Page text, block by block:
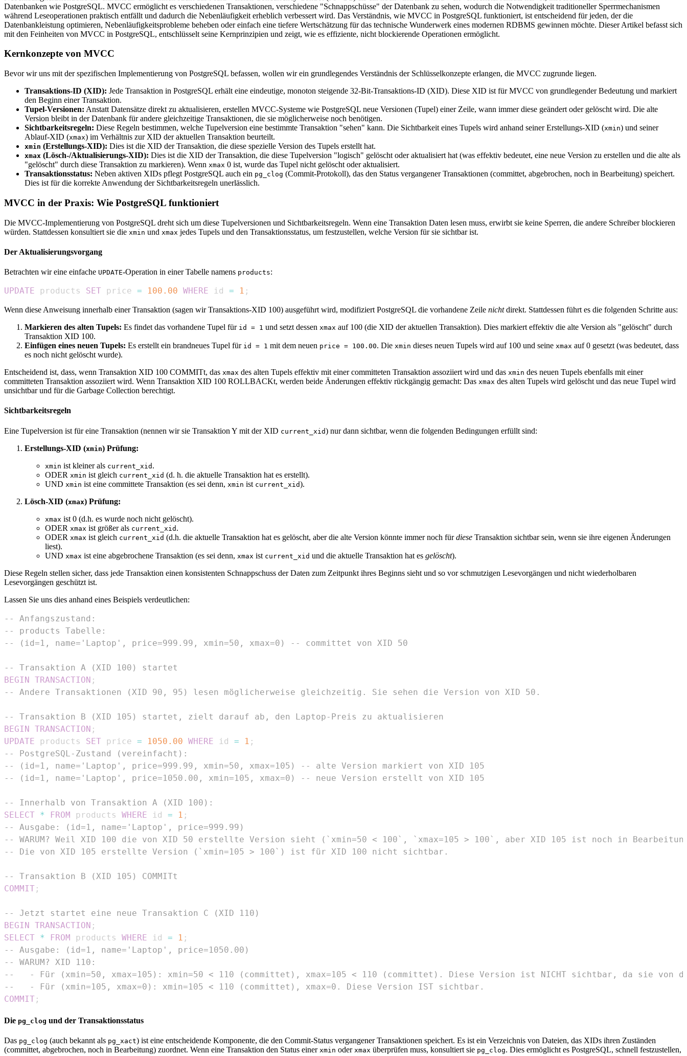
Datenbanken wie PostgreSQL. MVCC ermöglicht es verschiedenen Transaktionen, verschiedene "Schnappschüsse" der Datenbank zu sehen, wodurch die Notwendigkeit traditioneller Sperrmechanismen
während Leseoperationen praktisch entfällt und dadurch die Nebenläufigkeit erheblich verbessert wird. Das Verständnis, wie MVCC in PostgreSQL funktioniert, ist entscheidend für jeden, der die
Datenbankleistung optimieren, Nebenläufigkeitsprobleme beheben oder einfach eine tiefere Wertschätzung für das technische Wunderwerk eines modernen RDBMS gewinnen möchte. Dieser Artikel befasst sich
mit den Feinheiten von MVCC in PostgreSQL, entschlüsselt seine Kernprinzipien und zeigt, wie es effiziente, nicht blockierende Operationen ermöglicht.
Kernkonzepte von MVCC
Bevor wir uns mit der spezifischen Implementierung von PostgreSQL befassen, wollen wir ein grundlegendes Verständnis der Schlüsselkonzepte erlangen, die MVCC zugrunde liegen.
Transaktions-ID (XID): Jede Transaktion in PostgreSQL erhält eine eindeutige, monoton steigende 32-Bit-Transaktions-ID (XID). Diese XID ist für MVCC von grundlegender Bedeutung und markiert
den Beginn einer Transaktion.
Tupel-Versionen: Anstatt Datensätze direkt zu aktualisieren, erstellen MVCC-Systeme wie PostgreSQL neue Versionen (Tupel) einer Zeile, wann immer diese geändert oder gelöscht wird. Die alte
Version bleibt in der Datenbank für andere gleichzeitige Transaktionen, die sie möglicherweise noch benötigen.
Sichtbarkeitsregeln: Diese Regeln bestimmen, welche Tupelversion eine bestimmte Transaktion "sehen" kann. Die Sichtbarkeit eines Tupels wird anhand seiner Erstellungs-XID (xmin) und seiner
Ablauf-XID (xmax) im Verhältnis zur XID der aktuellen Transaktion beurteilt.
xmin (Erstellungs-XID): Dies ist die XID der Transaktion, die diese spezielle Version des Tupels erstellt hat.
xmax (Lösch-/Aktualisierungs-XID): Dies ist die XID der Transaktion, die diese Tupelversion "logisch" gelöscht oder aktualisiert hat (was effektiv bedeutet, eine neue Version zu erstellen und die alte als
"gelöscht" durch diese Transaktion zu markieren). Wenn xmax 0 ist, wurde das Tupel nicht gelöscht oder aktualisiert.
Transaktionsstatus: Neben aktiven XIDs pflegt PostgreSQL auch ein pg_clog (Commit-Protokoll), das den Status vergangener Transaktionen (committet, abgebrochen, noch in Bearbeitung) speichert.
Dies ist für die korrekte Anwendung der Sichtbarkeitsregeln unerlässlich.
MVCC in der Praxis: Wie PostgreSQL funktioniert
Die MVCC-Implementierung von PostgreSQL dreht sich um diese Tupelversionen und Sichtbarkeitsregeln. Wenn eine Transaktion Daten lesen muss, erwirbt sie keine Sperren, die andere Schreiber blockieren
würden. Stattdessen konsultiert sie die xmin und xmax jedes Tupels und den Transaktionsstatus, um festzustellen, welche Version für sie sichtbar ist.
Der Aktualisierungsvorgang
Betrachten wir eine einfache UPDATE-Operation in einer Tabelle namens products:
UPDATE products SET price = 100.00 WHERE id = 1 ;
Wenn diese Anweisung innerhalb einer Transaktion (sagen wir Transaktions-XID 100) ausgeführt wird, modifiziert PostgreSQL die vorhandene Zeile nichtdirekt. Stattdessen führt es die folgenden Schritte aus:
Markieren des alten Tupels: Es findet das vorhandene Tupel für id = 1 und setzt dessen xmax auf 100 (die XID der aktuellen Transaktion). Dies markiert effektiv die alte Version als "gelöscht" durch
Transaktion XID 100.
Einfügen eines neuen Tupels: Es erstellt ein brandneues Tupel für id = 1 mit dem neuen price = 100.00. Die xmin dieses neuen Tupels wird auf 100 und seine xmax auf 0 gesetzt (was bedeutet, dass
es noch nicht gelöscht wurde).
Entscheidend ist, dass, wenn Transaktion XID 100 COMMITt, das xmax des alten Tupels effektiv mit einer committeten Transaktion assoziiert wird und das xmin des neuen Tupels ebenfalls mit einer
committeten Transaktion assoziiert wird. Wenn Transaktion XID 100 ROLLBACKt, werden beide Änderungen effektiv rückgängig gemacht: Das xmax des alten Tupels wird gelöscht und das neue Tupel wird
unsichtbar und für die Garbage Collection berechtigt.
Sichtbarkeitsregeln
Eine Tupelversion ist für eine Transaktion (nennen wir sie Transaktion Y mit der XID current_xid) nur dann sichtbar, wenn die folgenden Bedingungen erfüllt sind:
Erstellungs-XID (xmin) Prüfung:
xmin ist kleiner als current_xid .
ODER xmin ist gleich current_xid (d. h. die aktuelle Transaktion hat es erstellt).
UND xmin ist eine committete Transaktion (es sei denn, xmin ist current_xid).
Lösch-XID (xmax) Prüfung:
xmax ist 0 (d.h. es wurde noch nicht gelöscht).
ODER xmax ist größer als current_xid .
ODER xmax ist gleich current_xid (d.h. die aktuelle Transaktion hat es gelöscht, aber die alte Version könnte immer noch fürdiese Transaktion sichtbar sein, wenn sie ihre eigenen Änderungen
liest).
UND xmax ist eine abgebrochene Transaktion (es sei denn, xmax ist current_xid und die aktuelle Transaktion hat es gelöscht).
Diese Regeln stellen sicher, dass jede Transaktion einen konsistenten Schnappschuss der Daten zum Zeitpunkt ihres Beginns sieht und so vor schmutzigen Lesevorgängen und nicht wiederholbaren
Lesevorgängen geschützt ist.
Lassen Sie uns dies anhand eines Beispiels verdeutlichen:
-- Anfangszustand:
-- products Tabelle:
-- (id=1, name='Laptop', price=999.99, xmin=50, xmax=0) -- committet von XID 50
-- Transaktion A (XID 100) startet
BEGIN TRANSACTION ;
-- Andere Transaktionen (XID 90, 95) lesen möglicherweise gleichzeitig. Sie sehen die Version von XID 50.
-- Transaktion B (XID 105) startet, zielt darauf ab, den Laptop-Preis zu aktualisieren
BEGIN TRANSACTION ;
UPDATE products SET price = 1050.00 WHERE id = 1 ;
-- PostgreSQL-Zustand (vereinfacht):
-- (id=1, name='Laptop', price=999.99, xmin=50, xmax=105) -- alte Version markiert von XID 105
-- (id=1, name='Laptop', price=1050.00, xmin=105, xmax=0) -- neue Version erstellt von XID 105
-- Innerhalb von Transaktion A (XID 100):
SELECT * FROM products WHERE id = 1 ;
-- Ausgabe: (id=1, name='Laptop', price=999.99)
-- WARUM? Weil XID 100 die von XID 50 erstellte Version sieht (`xmin=50 < 100`, `xmax=105 > 100`, aber XID 105 ist noch in
-- Die von XID 105 erstellte Version (`xmin=105 > 100`) ist für XID 100 nicht sichtbar.
-- Transaktion B (XID 105) COMMITt
COMMIT ;
-- Jetzt startet eine neue Transaktion C (XID 110)
BEGIN TRANSACTION ;
SELECT * FROM products WHERE id = 1 ;
-- Ausgabe: (id=1, name='Laptop', price=1050.00)
-- WARUM? XID 110:
--   - Für (xmin=50, xmax=105): xmin=50 < 110 (committet), xmax=105 < 110 (committet). Diese Version ist NICHT sichtbar, da sie von
--   - Für (xmin=105, xmax=0): xmin=105 < 110 (committet), xmax=0. Diese Version IST sichtbar.
COMMIT ;
Die pg_clog und der Transaktionsstatus
Das pg_clog (auch bekannt als pg_xact) ist eine entscheidende Komponente, die den Commit-Status vergangener Transaktionen speichert. Es ist ein Verzeichnis von Dateien, das XIDs ihren Zuständen
(committet, abgebrochen, noch in Bearbeitung) zuordnet. Wenn eine Transaktion den Status einer xmin oder xmax überprüfen muss, konsultiert sie pg_clog. Dies ermöglicht es PostgreSQL, schnell festzustellen,